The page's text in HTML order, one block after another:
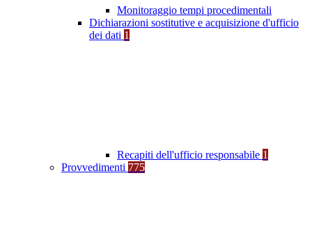
Monitoraggio tempi procedimentali
Dichiarazioni sostitutive e acquisizione d'ufficio
dei dati 1
Recapiti dell'ufficio responsabile 1
Provvedimenti 775